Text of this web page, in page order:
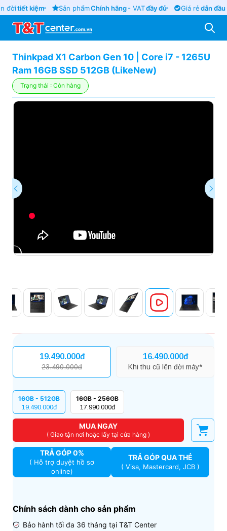
đờitiết kiệm Sản phẩmChính hãng- VATđầy đủ Giá rẻdẫn đầu-
Thinkpad X1 Carbon Gen 10 | Core i7 - 1265U
Ram 16GB SSD 512GB (LikeNew)
Trạng thái : Còn hàng
19.490.000đ
23.490.000đ
16.490.000đ
Khi thu cũ lên đời máy*
16GB - 512GB
19.490.000đ
16GB - 256GB
17.990.000đ
MUA NGAY
( Giao tận nơi hoặc lấy tại cửa hàng )
TRẢ GÓP 0%
( Hỗ trợ duyệt hồ sơ
online)
TRẢ GÓP QUA THẺ
( Visa, Mastercard, JCB )
Chính sách dành cho sản phẩm
Bảo hành tối đa 36 tháng tại T&T Center